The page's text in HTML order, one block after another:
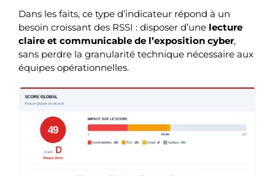
Dans les faits, ce type d’indicateur répond à un
besoin croissant des RSSI : disposer d’une lecture
claire et communicable de l’exposition cyber,
sans perdre la granularité technique nécessaire aux
équipes opérationnelles.